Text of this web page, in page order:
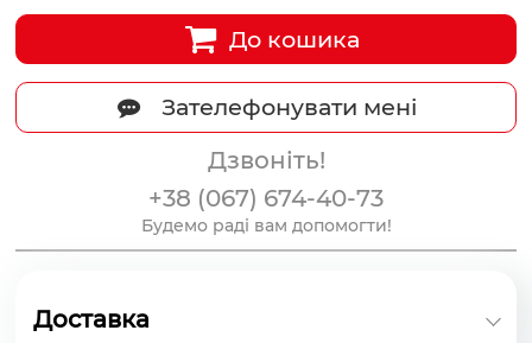
До кошика
Зателефонувати мені
Дзвоніть!
+38 (067) 674-40-73
Будемо раді вам допомогти!
Доставка